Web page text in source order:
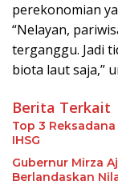
perekonomian
“Nelayan,
terganggu. Jadi
biota laut saja,”
Berita Terkait
Top 3
IHSG
Gubernur Mirza
Berlandaskan